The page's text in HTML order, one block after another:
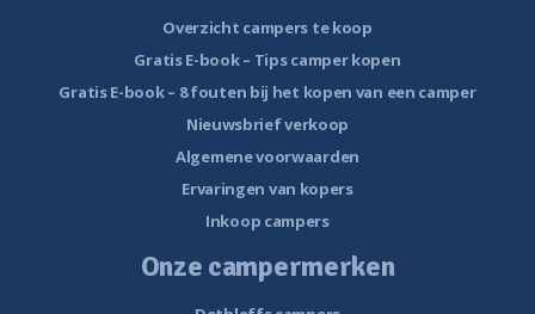
Overzicht campers te koop
Gratis E-book – Tips camper kopen
Gratis E-book – 8 fouten bij het kopen van een camper
Nieuwsbrief verkoop
Algemene voorwaarden
Ervaringen van kopers
Inkoop campers
Onze campermerken